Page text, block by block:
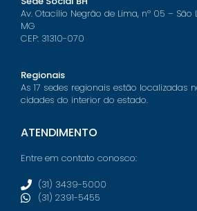
Av. Otacílio Negrão de Lima, nº 05 – São
MG
CEP: 31310-070
Regionais
As 17 sedes regionais estão localizadas
cidades do interior do estado.
ATENDIMENTO
Entre em contato conosco:
(31) 3439-5000
(31) 2391-5455